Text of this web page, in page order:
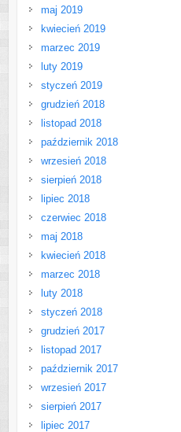
maj 2019
kwiecień 2019
marzec 2019
luty 2019
styczeń 2019
grudzień 2018
listopad 2018
październik 2018
wrzesień 2018
sierpień 2018
lipiec 2018
czerwiec 2018
maj 2018
kwiecień 2018
marzec 2018
luty 2018
styczeń 2018
grudzień 2017
listopad 2017
październik 2017
wrzesień 2017
sierpień 2017
lipiec 2017